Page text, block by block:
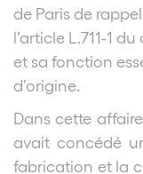
de Paris de
l’article L.711-1
et sa fonction
d’origine.
Dans cette
avait concédé
fabrication et la